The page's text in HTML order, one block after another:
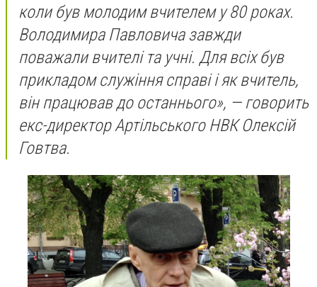
коли був молодим вчителем у 80 роках.
Володимира Павловича завжди
поважали вчителі та учні. Для всіх був
прикладом служіння справі і як вчитель,
він працював до останнього», — говорить
екс-директор Артільського НВК Олексій
Говтва.